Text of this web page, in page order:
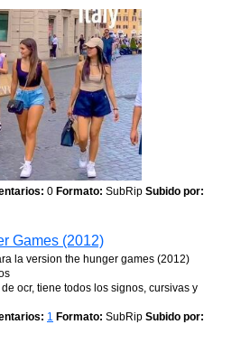
0 Formato: SubRip Subido por:
Games (2012)
la version the hunger games (2012)
ocr, tiene todos los signos, cursivas y
1 Formato: SubRip Subido por: